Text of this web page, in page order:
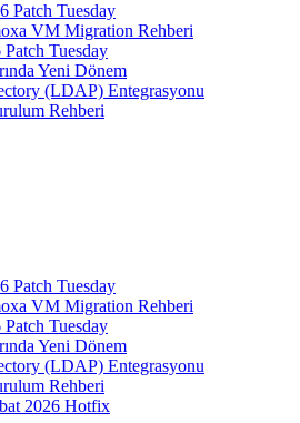
Patch Tuesday
VM Migration Rehberi
Tuesday
Yeni Dönem
(LDAP) Entegrasyonu
Rehberi
Patch Tuesday
VM Migration Rehberi
Tuesday
Yeni Dönem
(LDAP) Entegrasyonu
Rehberi
2026 Hotfix